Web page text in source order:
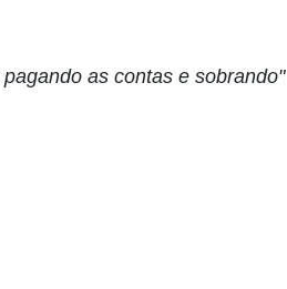
as contas e sobrando"